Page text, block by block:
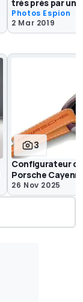
très près par un
Photos Espion
2 Mar 2019
3
Configurateur
Porsche
26 Nov 2025